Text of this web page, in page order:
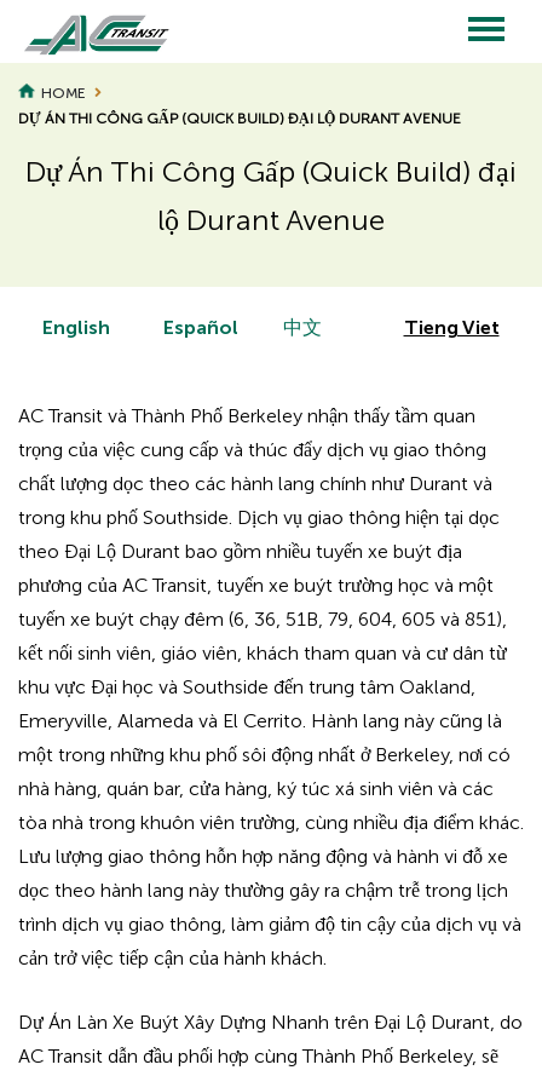
main
content
Main
navigation
HOME
DỰ ÁN THI CÔNG GẤP (QUICK BUILD) ĐẠI LỘ DURANT AVENUE
Dự Án Thi Công Gấp (Quick Build) đại
lộ Durant Avenue
Page
Title
Page
TitleEnglish Español 中文 Tieng Viet
AC Transit và Thành Phố Berkeley nhận thấy tầm quan
trọng của việc cung cấp và thúc đẩy dịch vụ giao thông
chất lượng dọc theo các hành lang chính như Durant và
trong khu phố Southside. Dịch vụ giao thông hiện tại dọc
theo Đại Lộ Durant bao gồm nhiều tuyến xe buýt địa
phương của AC Transit, tuyến xe buýt trường học và một
tuyến xe buýt chạy đêm (6, 36, 51B, 79, 604, 605 và 851),
kết nối sinh viên, giáo viên, khách tham quan và cư dân từ
khu vực Đại học và Southside đến trung tâm Oakland,
Emeryville, Alameda và El Cerrito. Hành lang này cũng là
một trong những khu phố sôi động nhất ở Berkeley, nơi có
nhà hàng, quán bar, cửa hàng, ký túc xá sinh viên và các
tòa nhà trong khuôn viên trường, cùng nhiều địa điểm khác.
Lưu lượng giao thông hỗn hợp năng động và hành vi đỗ xe
dọc theo hành lang này thường gây ra chậm trễ trong lịch
trình dịch vụ giao thông, làm giảm độ tin cậy của dịch vụ và
cản trở việc tiếp cận của hành khách.
Dự Án Làn Xe Buýt Xây Dựng Nhanh trên Đại Lộ Durant, do
AC Transit dẫn đầu phối hợp cùng Thành Phố Berkeley, sẽ